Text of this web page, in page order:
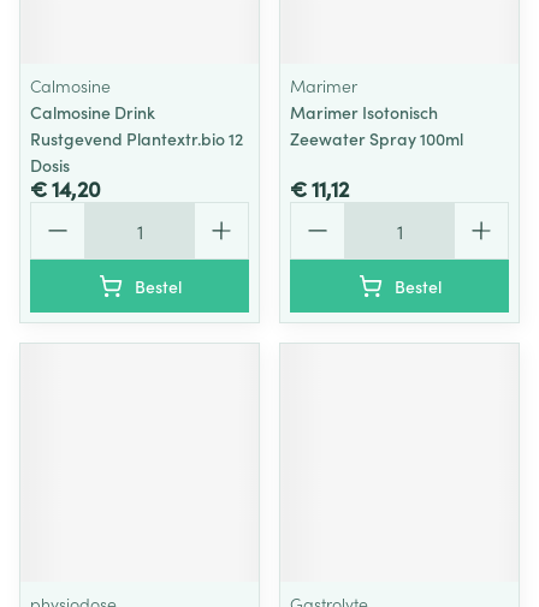
Calmosine
Calmosine Drink
Rustgevend Plantextr.bio 12
Dosis
€ 14,20
Bestel
Marimer
Marimer Isotonisch
Zeewater Spray 100ml
€ 11,12
Bestel